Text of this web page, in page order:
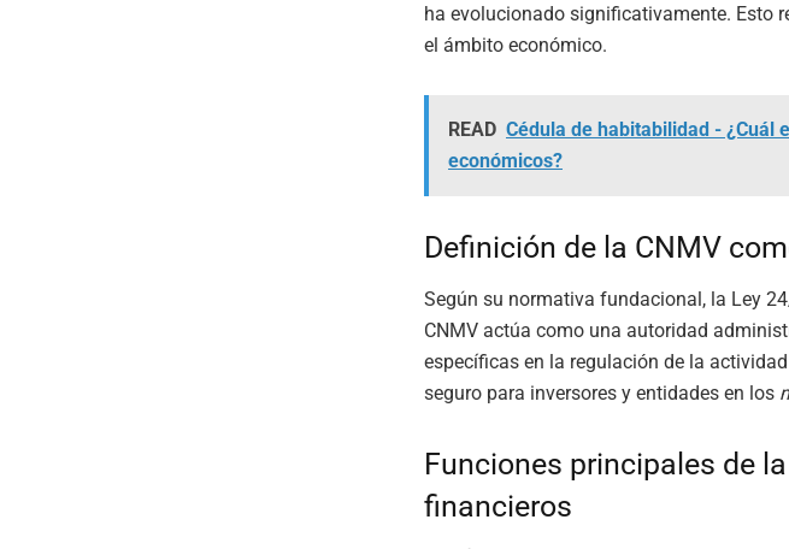
ha evolucionado significativamente. Esto
el ámbito económico.
READ Cédula de habitabilidad - ¿Cuál
económicos?
Definición de la CNMV
Según su normativa fundacional, la Ley
CNMV actúa como una autoridad
específicas en la regulación de la
seguro para inversores y entidades en los
Funciones principales de
financieros